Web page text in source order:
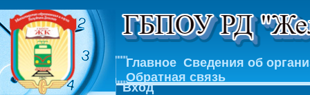
Главное Сведения об
Обратная связь
Вход